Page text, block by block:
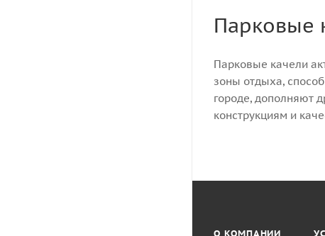
Парковые
Парковые качели
зоны отдыха,
городе, дополняют
конструкциям и
О КОМПАНИИ